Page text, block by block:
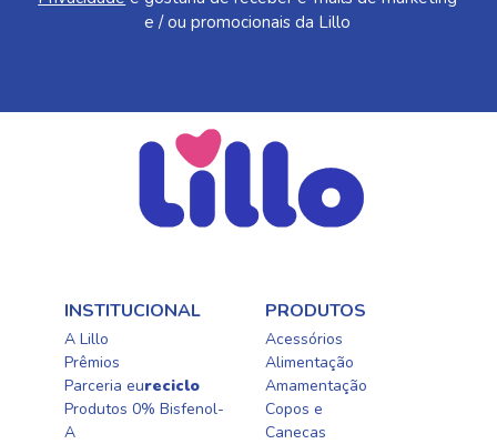
e / ou promocionais da Lillo
INSTITUCIONAL
A Lillo
Prêmios
Parceria eureciclo
Produtos 0% Bisfenol-
A
PRODUTOS
Acessórios
Alimentação
Amamentação
Copos e
Canecas